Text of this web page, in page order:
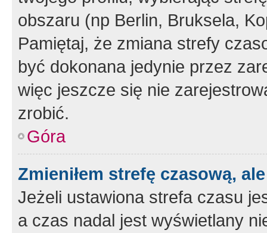
obszaru (np Berlin, Bruksela,
Pamiętaj, że zmiana strefy
być dokonana jedynie przez
więc jeszcze się nie
zrobić.
Góra
Zmieniłem strefę czasową,
Jeżeli ustawiona strefa czasu
a czas nadal jest wyświetlany